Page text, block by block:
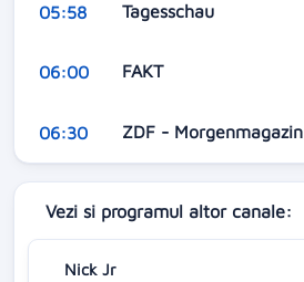
05:58 Tagesschau
06:00 FAKT
06:30 ZDF - Morgenmagazin
Vezi si programul altor canale:
Nick Jr